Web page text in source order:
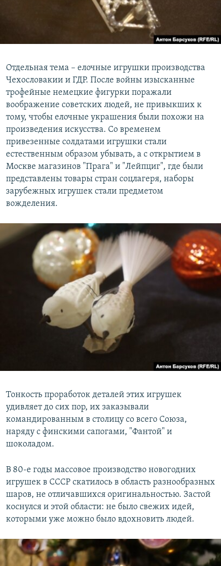
Отдельная тема – елочные игрушки производства
Чехословакии и ГДР. После войны изысканные
трофейные немецкие фигурки поражали
воображение советских людей, не привыкших к
тому, чтобы елочные украшения были похожи на
произведения искусства. Со временем
привезенные солдатами игрушки стали
естественным образом убывать, а с открытием в
Москве магазинов "Прага" и "Лейпциг", где были
представлены товары стран соцлагеря, наборы
зарубежных игрушек стали предметом
вожделения.
Тонкость проработок деталей этих игрушек
удивляет до сих пор, их заказывали
командированным в столицу со всего Союза,
наряду с финскими сапогами, "Фантой" и
шоколадом.
В 80-е годы массовое производство новогодних
игрушек в СССР скатилось в область разнообразных
шаров, не отличавшихся оригинальностью. Застой
коснулся и этой области: не было свежих идей,
которыми уже можно было вдохновить людей.